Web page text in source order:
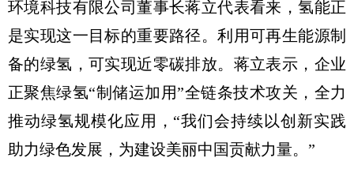
环境科技有限公司董事长蒋立代表看来，氢能正
是实现这一目标的重要路径。利用可再生能源制
备的绿氢，可实现近零碳排放。蒋立表示，企业
正聚焦绿氢“制储运加用”全链条技术攻关，全力
推动绿氢规模化应用，“我们会持续以创新实践
助力绿色发展，为建设美丽中国贡献力量。”